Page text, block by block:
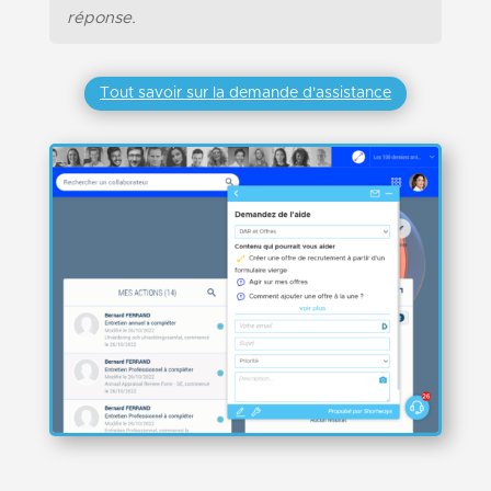
réponse.
Tout savoir sur la demande d'assistance